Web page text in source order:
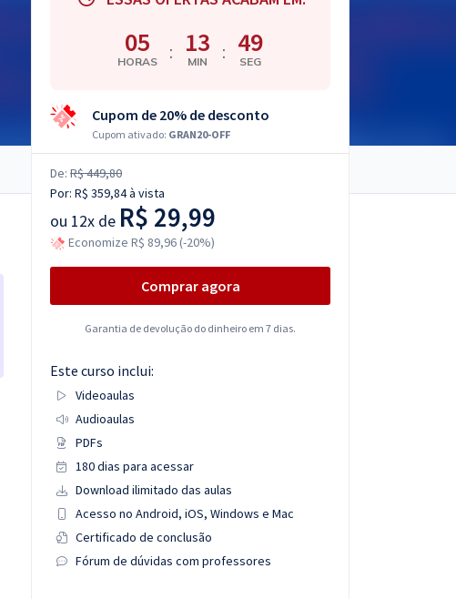
05
HORAS : 13
MIN : 48
SEG
Cupom de 20% de desconto
Cupom ativado: GRAN20-OFF
De: R$ 449,80
Por: R$ 359,84à vista
ou 12x de R$ 29,99
Economize R$ 89,96 (-20%)
Comprar agora
Garantia de devolução do dinheiro em 7 dias.
Este curso inclui:
Videoaulas
Audioaulas
PDFs
180 dias para acessar
Download ilimitado das aulas
Acesso no Android, iOS, Windows e Mac
Certificado de conclusão
Fórum de dúvidas com professores